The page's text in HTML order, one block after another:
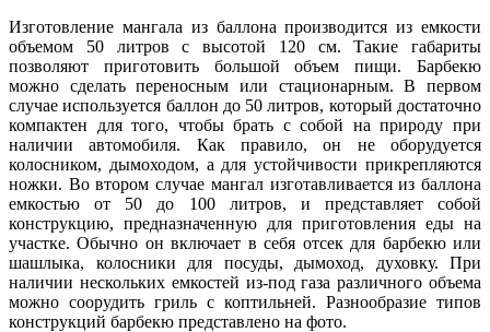
Изготовление мангала из баллона производится из емкости
объемом 50 литров с высотой 120 см. Такие габариты
позволяют приготовить большой объем пищи. Барбекю
можно сделать переносным или стационарным. В первом
случае используется баллон до 50 литров, который достаточно
компактен для того, чтобы брать с собой на природу при
наличии автомобиля. Как правило, он не оборудуется
колосником, дымоходом, а для устойчивости прикрепляются
ножки. Во втором случае мангал изготавливается из баллона
емкостью от 50 до 100 литров, и представляет собой
конструкцию, предназначенную для приготовления еды на
участке. Обычно он включает в себя отсек для барбекю или
шашлыка, колосники для посуды, дымоход, духовку. При
наличии нескольких емкостей из-под газа различного объема
можно соорудить гриль с коптильней. Разнообразие типов
конструкций барбекю представлено на фото.